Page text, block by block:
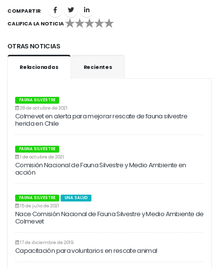
COMPARTIR
CALIFICA LA NOTICIA
1 2 3 4 5
OTRAS NOTICIAS
Relacionadas Recientes
FAUNA SILVESTRE
28 de octubre de 2021
Colmevet en alerta para mejorar rescate de fauna silvestre
herida en Chile
FAUNA SILVESTRE
1 de octubre de 2021
Comisión Nacional de Fauna Silvestre y Medio Ambiente en
acción
FAUNA SILVESTRE UNA SALUD
15 de julio de 2021
Nace Comisión Nacional de Fauna Silvestre y Medio Ambiente de
Colmevet
17 de diciembre de 2019
Capacitación para voluntarios en rescate animal